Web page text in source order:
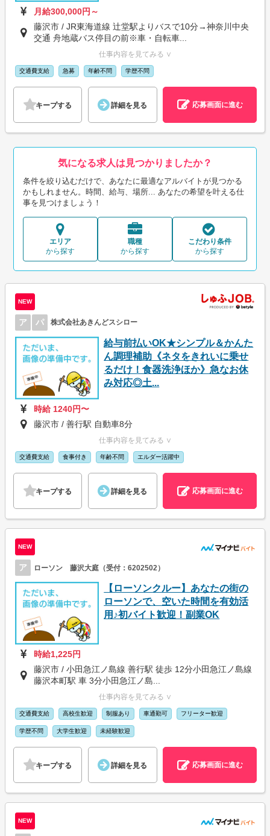
月給300,000円～
藤沢市 / JR東海道線 辻堂駅よりバスで10分→神奈川中央
交通 舟地蔵バス停目の前※車・自転車...
仕事内容を見てみる ∨
交通費支給 急募 年齢不問 学歴不問
キープする 詳細を見る 応募画面に進む
気になる求人は見つかりましたか？
条件を絞り込むだけで、あなたに最適なアルバイトが見つかる
かもしれません。時間、給与、場所... あなたの希望を叶える仕
事を見つけましょう！
エリア
から探す
職種
から探す
こだわり条件
から探す
NEW
ア パ 株式会社あきんどスシロー
給与前払いOK★シンプル＆かんた
ん調理補助《ネタをきれいに乗せ
るだけ！食器洗浄ほか》急なお休
み対応◎土...
時給 1240円〜
藤沢市 / 善行駅 自動車8分
仕事内容を見てみる ∨
交通費支給 食事付き 年齢不問 エルダー活躍中
キープする 詳細を見る 応募画面に進む
NEW
ア ローソン 藤沢大庭（受付：6202502）
【ローソンクルー】あなたの街の
ローソンで、空いた時間を有効活
用♪初バイト歓迎！副業OK
時給1,225円
藤沢市 / 小田急江ノ島線 善行駅 徒歩 12分小田急江ノ島線
藤沢本町駅 車 3分小田急江ノ島...
仕事内容を見てみる ∨
交通費支給 高校生歓迎 制服あり 車通勤可 フリーター歓迎
学歴不問 大学生歓迎 未経験歓迎
キープする 詳細を見る 応募画面に進む
NEW